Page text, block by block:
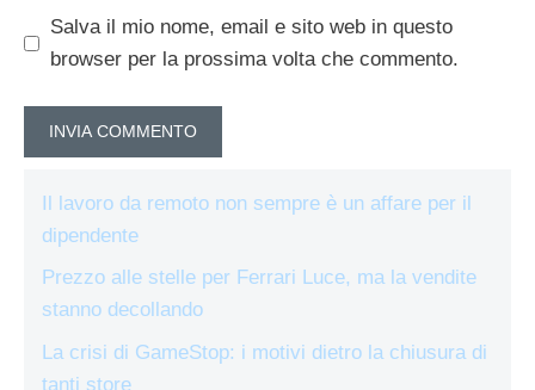
Salva il mio nome, email e sito web in questo
browser per la prossima volta che commento.
Il lavoro da remoto non sempre è un affare per il
dipendente
Prezzo alle stelle per Ferrari Luce, ma la vendite
stanno decollando
La crisi di GameStop: i motivi dietro la chiusura di
tanti store